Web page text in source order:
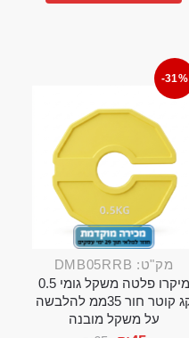
-31%
מק"ט: DMB05RRB
מיקרו פלטה משקל גומי 0.5
קג קוטר חור 35ממ להלבשה
על משקל מובנה